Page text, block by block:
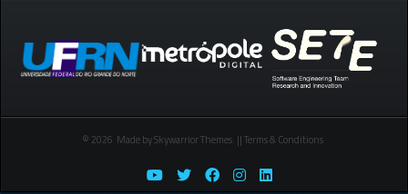
© 2026 Made by Skywarrior Themes. || Terms & Conditions